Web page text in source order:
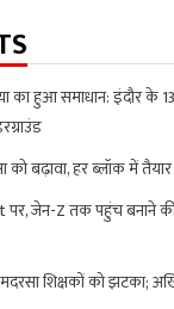
का हुआ समाधान: इंदौर
बढ़ावा, हर ब्लॉक में तैयार
पर, जेन-Z तक पहुंच बनाने
शिक्षकों को झटका;